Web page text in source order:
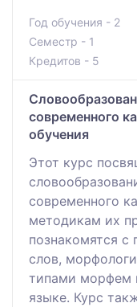
Год обучения - 2
Семестр - 1
Кредитов - 5
современного
обучения
Этот курс
современного
методикам их
познакомятся с
слов,
типами морфем
языке. Курс